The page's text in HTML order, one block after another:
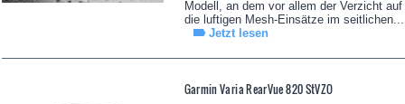
Modell, an dem vor allem der Verzicht auf
die luftigen Mesh-Einsätze im seitlichen...
Jetzt lesen
Garmin Varia RearVue 820 StVZO